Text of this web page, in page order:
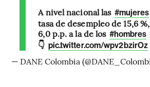
A nivel nacional las #mujeres
tasa de desempleo de 15,6
6,0 p.p. a la de los #hombres
👇 pic.twitter.com/wpv2bzirOz
— DANE Colombia